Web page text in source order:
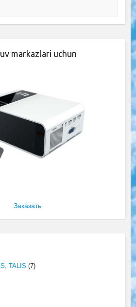
markazlari uchun
Заказать
TALIS (7)